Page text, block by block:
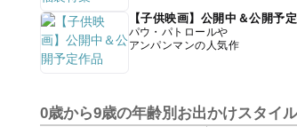
【子供映画】公開中＆公開予
パウ・パトロールや
アンパンマンの人気作
0歳から9歳の年齢別お出かけスタイル